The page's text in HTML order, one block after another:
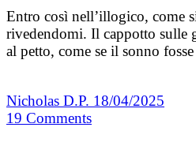
Entro così nell’illogico, come
rivedendomi. Il cappotto sulle
al petto, come se il sonno
Nicholas D.P. 18/04/2025
19 Comments